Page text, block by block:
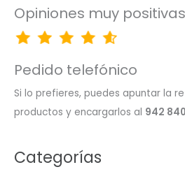
Opiniones muy positivas
Pedido telefónico
Si lo prefieres, puedes apuntar la
productos y encargarlos al 942
Categorías